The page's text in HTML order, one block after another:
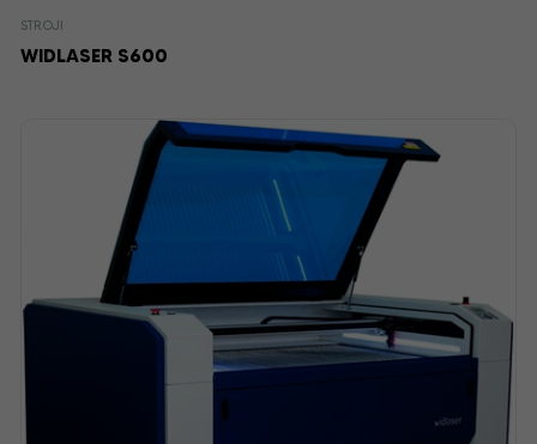
STROJI
WIDLASER S600